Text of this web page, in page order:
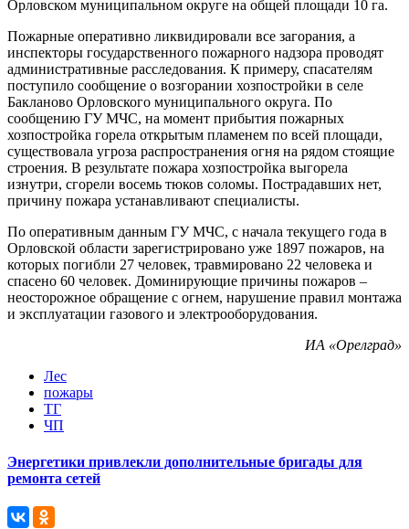
Орловском муниципальном округе на общей площади 10 га.
Пожарные оперативно ликвидировали все загорания, а
инспекторы государственного пожарного надзора проводят
административные расследования. К примеру, спасателям
поступило сообщение о возгорании хозпостройки в селе
Бакланово Орловского муниципального округа. По
сообщению ГУ МЧС, на момент прибытия пожарных
хозпостройка горела открытым пламенем по всей площади,
существовала угроза распространения огня на рядом стоящие
строения. В результате пожара хозпостройка выгорела
изнутри, сгорели восемь тюков соломы. Пострадавших нет,
причину пожара устанавливают специалисты.
По оперативным данным ГУ МЧС, с начала текущего года в
Орловской области зарегистрировано уже 1897 пожаров, на
которых погибли 27 человек, травмировано 22 человека и
спасено 60 человек. Доминирующие причины пожаров –
неосторожное обращение с огнем, нарушение правил монтажа
и эксплуатации газового и электрооборудования.
ИА «Орелград»
Лес
пожары
ТГ
ЧП
Энергетики привлекли дополнительные бригады для
ремонта сетей